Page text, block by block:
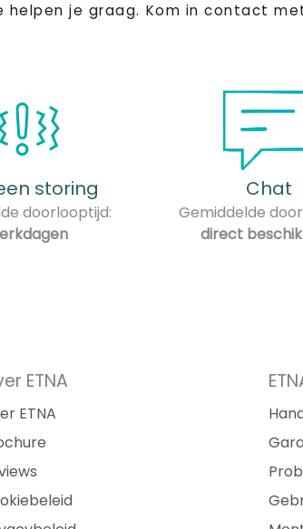
helpen je graag. Kom in contact
storing
doorlooptijd:
Chat
Gemiddelde
direct
ETNA
ETNA